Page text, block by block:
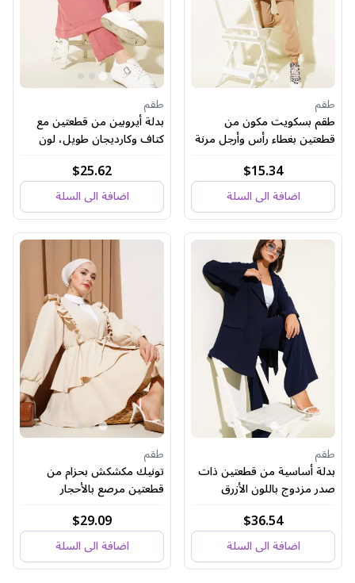
طقم
طقم بسكويت مكون من
قطعتين بغطاء رأس وأرجل مرنة
$15.34
اضافة الى السلة
طقم
بدلة أيروبين من قطعتين مع
كتاف وكارديجان طويل، لون
$25.62
اضافة الى السلة
طقم
بدلة أساسية من قطعتين ذات
صدر مزدوج باللون الأزرق
$36.54
اضافة الى السلة
طقم
تونيك مكشكش بحزام من
قطعتين مرصع بالأحجار
$29.09
اضافة الى السلة